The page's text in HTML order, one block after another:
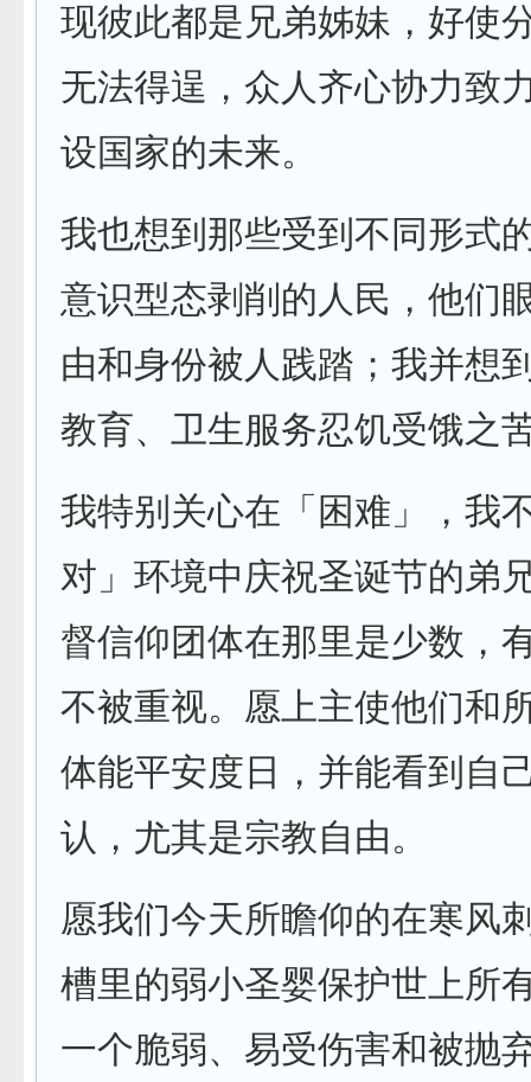
现彼此都是兄弟姊妹，好使
无法得逞，众人齐心协力致
设国家的未来。
我也想到那些受到不同形式
意识型态剥削的人民，他们
由和身份被人践踏；我并想
教育、卫生服务忍饥受饿之
我特别关心在「困难」，我
对」环境中庆祝圣诞节的弟
督信仰团体在那里是少数，
不被重视。愿上主使他们和
体能平安度日，并能看到自
认，尤其是宗教自由。
愿我们今天所瞻仰的在寒风
槽里的弱小圣婴保护世上所
一个脆弱、易受伤害和被抛